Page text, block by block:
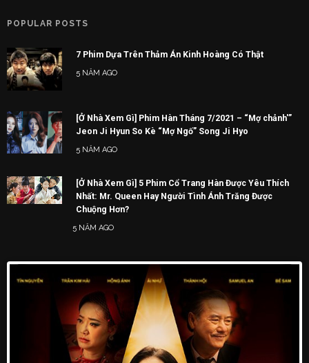
POPULAR POSTS
7 Phim Dựa Trên Thảm Án Kinh Hoàng Có Thật
5 NĂM AGO
[Ở Nhà Xem Gì] Phim Hàn Tháng 7/2021 – “Mợ chảnh'”
Jeon Ji Hyun So Kè “Mợ Ngố” Song Ji Hyo
5 NĂM AGO
[Ở Nhà Xem Gì] 5 Phim Cổ Trang Hàn Được Yêu Thích
Nhất: Mr. Queen Hay Người Tình Ánh Trăng Được
Chuộng Hơn?
5 NĂM AGO